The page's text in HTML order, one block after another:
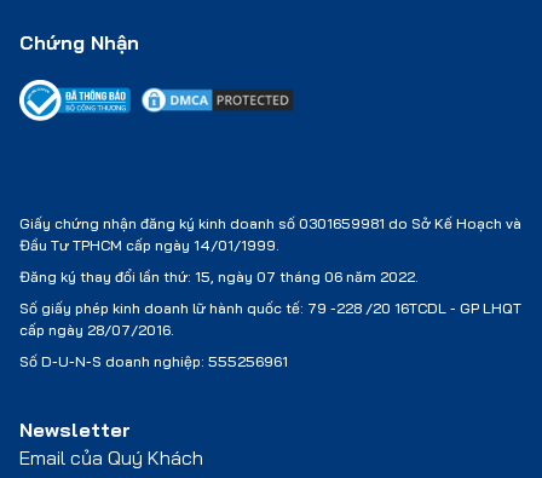
Chứng Nhận
Giấy chứng nhận đăng ký kinh doanh số 0301659981 do Sở Kế Hoạch và
Đầu Tư TPHCM cấp ngày 14/01/1999.
Đăng ký thay đổi lần thứ: 15, ngày 07 tháng 06 năm 2022.
Số giấy phép kinh doanh lữ hành quốc tế: 79 -228 /20 16TCDL - GP LHQT
cấp ngày 28/07/2016.
Số D-U-N-S doanh nghiệp: 555256961
Newsletter
Email của Quý Khách